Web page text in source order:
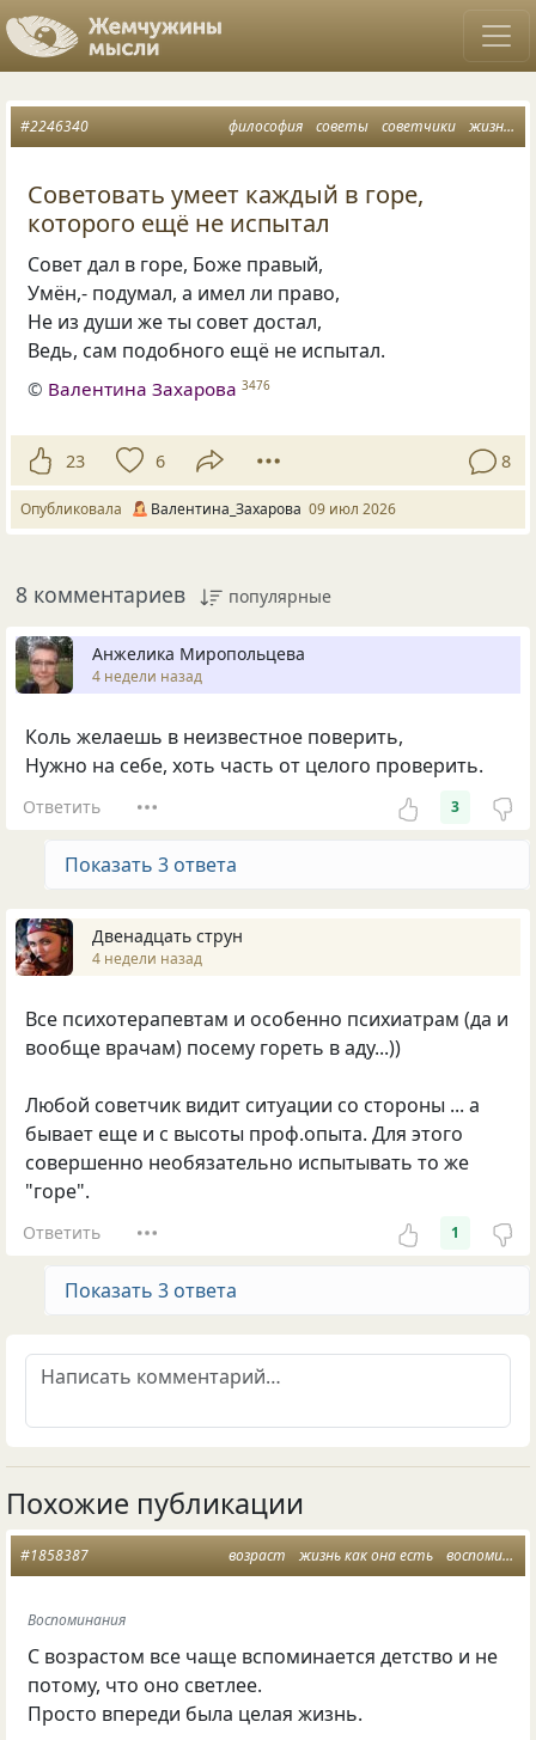
философия советы советчики жизнь как она есть
#2246340
Советовать умеет каждый в горе,
которого ещё не испытал
Совет дал в горе, Боже правый,
Умён,- подумал, а имел ли право,
Не из души же ты совет достал,
Ведь, сам подобного ещё не испытал.
© Валентина Захарова 3476
23 6 8
Опубликовала Валентина_Захарова 09 июл 2026
8 комментариев популярные
Анжелика Миропольцева
4 недели назад
Коль желаешь в неизвестное поверить,
Нужно на себе, хоть часть от целого проверить.
Ответить 3
Показать 3 ответа
Двенадцать струн
4 недели назад
Все психотерапевтам и особенно психиатрам (да и
вообще врачам) посему гореть в аду...))
Любой советчик видит ситуации со стороны ... а
бывает еще и с высоты проф.опыта. Для этого
совершенно необязательно испытывать то же
"горе".
Ответить 1
Показать 3 ответа
Похожие публикации
возраст жизнь как она есть воспоминания детства
#1858387
Воспоминания
С возрастом все чаще вспоминается детство и не
потому, что оно светлее.
Просто впереди была целая жизнь.